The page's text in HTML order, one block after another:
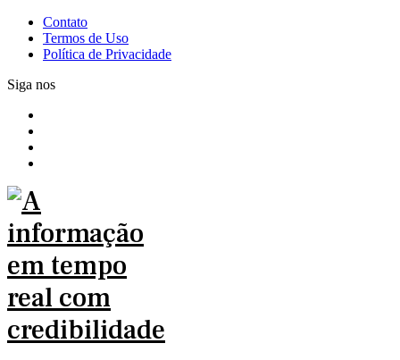
Contato
Termos de Uso
Política de Privacidade
Siga nos